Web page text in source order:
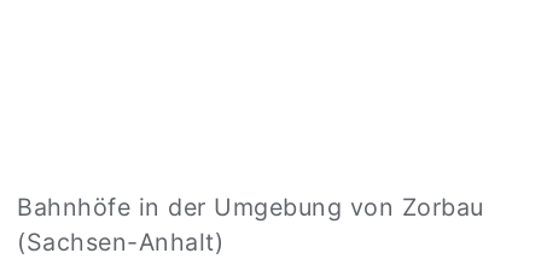
Bahnhöfe in der Umgebung von Zorbau
(Sachsen-Anhalt)